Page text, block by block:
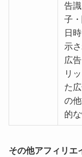
告識
子
日
示
広
リ
た
の
的
その他アフィリエ